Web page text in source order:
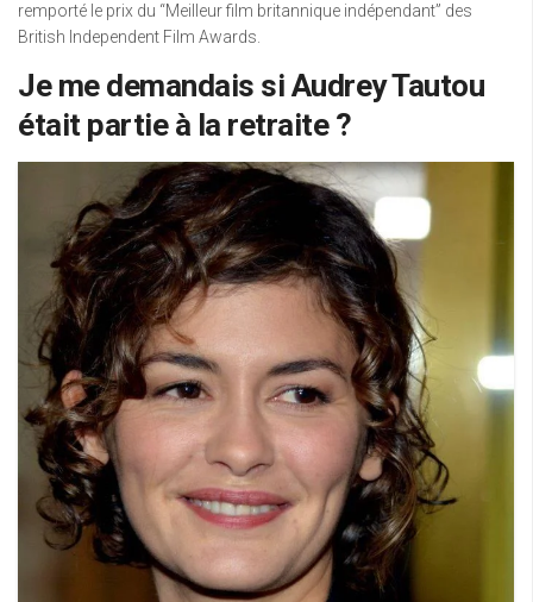
remporté le prix du “Meilleur film britannique indépendant” des
British Independent Film Awards.
Je me demandais si Audrey Tautou
était partie à la retraite ?